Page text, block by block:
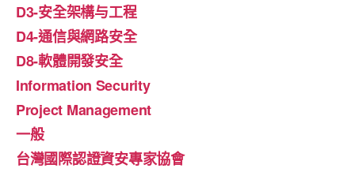
D3-安全架構与工程
D4-通信與網路安全
D8-軟體開發安全
Information Security
Project Management
一般
台灣國際認證資安專家協會